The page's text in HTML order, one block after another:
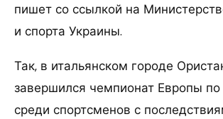
пишет со ссылкой на
и спорта Украины.
Так, в итальянском городе
завершился чемпионат Европы по
среди спортсменов с